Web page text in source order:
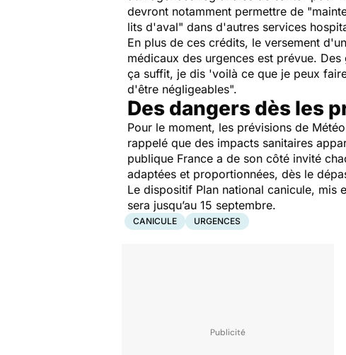
devront notamment permettre de "
lits d'aval" dans d'autres services
En plus de ces crédits, le versement
médicaux des urgences est prévue.
ça suffit, je dis 'voilà ce que je peux
d'être négligeables".
Des dangers dès les
Pour le moment, les prévisions de
rappelé que des impacts sanitaires
publique France a de son côté invité
adaptées et proportionnées, dès le
Le dispositif Plan national canicule, mis
sera jusqu’au 15 septembre.
CANICULE URGENCES